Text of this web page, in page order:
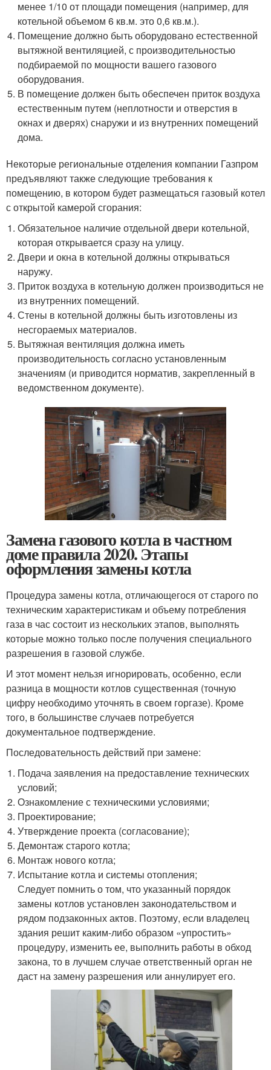
менее 1/10 от площади помещения (например, для
котельной объемом 6 кв.м. это 0,6 кв.м.).
Помещение должно быть оборудовано естественной
вытяжной вентиляцией, с производительностью
подбираемой по мощности вашего газового
оборудования.
В помещение должен быть обеспечен приток воздуха
естественным путем (неплотности и отверстия в
окнах и дверях) снаружи и из внутренних помещений
дома.
Некоторые региональные отделения компании Газпром
предъявляют также следующие требования к
помещению, в котором будет размещаться газовый котел
с открытой камерой сгорания:
Обязательное наличие отдельной двери котельной,
которая открывается сразу на улицу.
Двери и окна в котельной должны открываться
наружу.
Приток воздуха в котельную должен производиться не
из внутренних помещений.
Стены в котельной должны быть изготовлены из
несгораемых материалов.
Вытяжная вентиляция должна иметь
производительность согласно установленным
значениям (и приводится норматив, закрепленный в
ведомственном документе).
Замена газового котла в частном
доме правила 2020. Этапы
оформления замены котла
Процедура замены котла, отличающегося от старого по
техническим характеристикам и объему потребления
газа в час состоит из нескольких этапов, выполнять
которые можно только после получения специального
разрешения в газовой службе.
И этот момент нельзя игнорировать, особенно, если
разница в мощности котлов существенная (точную
цифру необходимо уточнять в своем горгазе). Кроме
того, в большинстве случаев потребуется
документальное подтверждение.
Последовательность действий при замене:
Подача заявления на предоставление технических
условий;
Ознакомление с техническими условиями;
Проектирование;
Утверждение проекта (согласование);
Демонтаж старого котла;
Монтаж нового котла;
Испытание котла и системы отопления;
Следует помнить о том, что указанный порядок
замены котлов установлен законодательством и
рядом подзаконных актов. Поэтому, если владелец
здания решит каким-либо образом «упростить»
процедуру, изменить ее, выполнить работы в обход
закона, то в лучшем случае ответственный орган не
даст на замену разрешения или аннулирует его.